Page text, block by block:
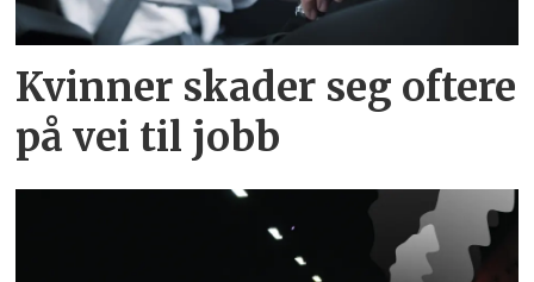
Kvinner skader seg oftere
på vei til jobb